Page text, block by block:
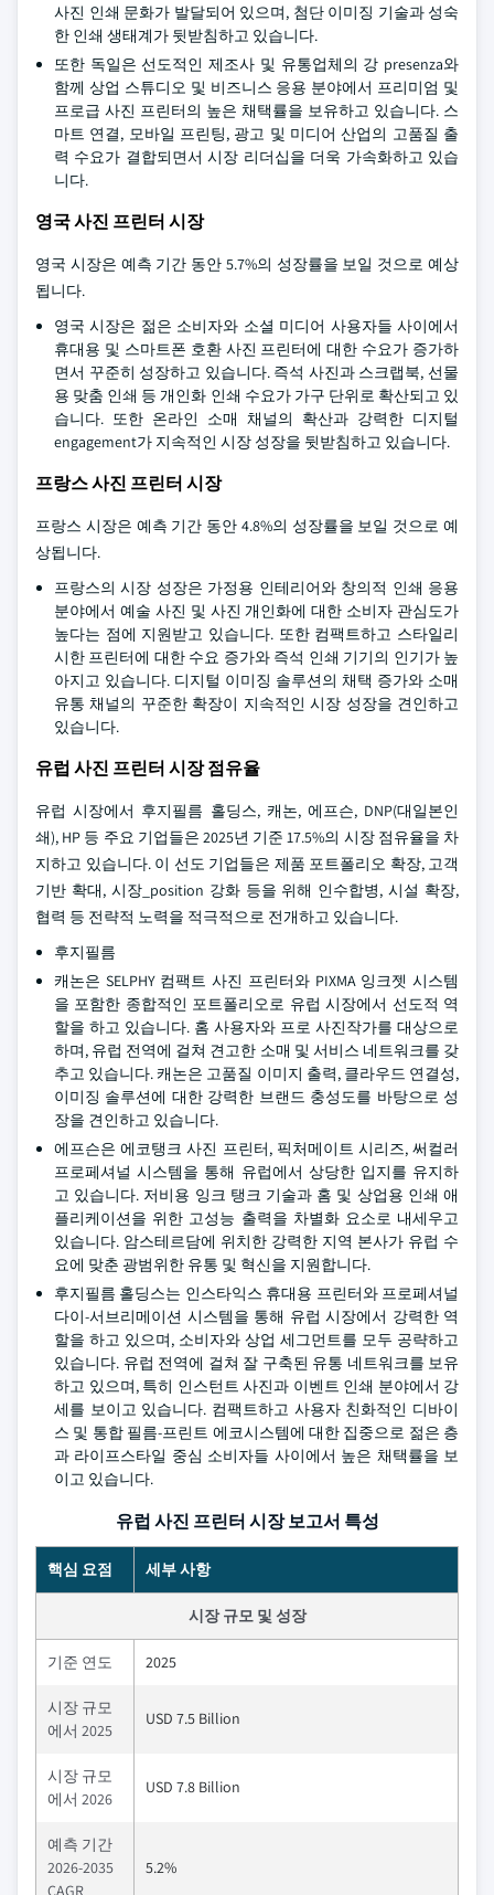
사진 인쇄 문화가 발달되어 있으며, 첨단 이미징 기술과 성숙
한 인쇄 생태계가 뒷받침하고 있습니다.
또한 독일은 선도적인 제조사 및 유통업체의 강 presenza와
함께 상업 스튜디오 및 비즈니스 응용 분야에서 프리미엄 및
프로급 사진 프린터의 높은 채택률을 보유하고 있습니다. 스
마트 연결, 모바일 프린팅, 광고 및 미디어 산업의 고품질 출
력 수요가 결합되면서 시장 리더십을 더욱 가속화하고 있습
니다.
영국 사진 프린터 시장
영국 시장은 예측 기간 동안 5.7%의 성장률을 보일 것으로 예상
됩니다.
영국 시장은 젊은 소비자와 소셜 미디어 사용자들 사이에서
휴대용 및 스마트폰 호환 사진 프린터에 대한 수요가 증가하
면서 꾸준히 성장하고 있습니다. 즉석 사진과 스크랩북, 선물
용 맞춤 인쇄 등 개인화 인쇄 수요가 가구 단위로 확산되고 있
습니다. 또한 온라인 소매 채널의 확산과 강력한 디지털
engagement가 지속적인 시장 성장을 뒷받침하고 있습니다.
프랑스 사진 프린터 시장
프랑스 시장은 예측 기간 동안 4.8%의 성장률을 보일 것으로 예
상됩니다.
프랑스의 시장 성장은 가정용 인테리어와 창의적 인쇄 응용
분야에서 예술 사진 및 사진 개인화에 대한 소비자 관심도가
높다는 점에 지원받고 있습니다. 또한 컴팩트하고 스타일리
시한 프린터에 대한 수요 증가와 즉석 인쇄 기기의 인기가 높
아지고 있습니다. 디지털 이미징 솔루션의 채택 증가와 소매
유통 채널의 꾸준한 확장이 지속적인 시장 성장을 견인하고
있습니다.
유럽 사진 프린터 시장 점유율
유럽 시장에서 후지필름 홀딩스, 캐논, 에프슨, DNP(대일본인
쇄), HP 등 주요 기업들은 2025년 기준 17.5%의 시장 점유율을 차
지하고 있습니다. 이 선도 기업들은 제품 포트폴리오 확장, 고객
기반 확대, 시장_position 강화 등을 위해 인수합병, 시설 확장,
협력 등 전략적 노력을 적극적으로 전개하고 있습니다.
후지필름
캐논은 SELPHY 컴팩트 사진 프린터와 PIXMA 잉크젯 시스템
을 포함한 종합적인 포트폴리오로 유럽 시장에서 선도적 역
할을 하고 있습니다. 홈 사용자와 프로 사진작가를 대상으로
하며, 유럽 전역에 걸쳐 견고한 소매 및 서비스 네트워크를 갖
추고 있습니다. 캐논은 고품질 이미지 출력, 클라우드 연결성,
이미징 솔루션에 대한 강력한 브랜드 충성도를 바탕으로 성
장을 견인하고 있습니다.
에프슨은 에코탱크 사진 프린터, 픽처메이트 시리즈, 써컬러
프로페셔널 시스템을 통해 유럽에서 상당한 입지를 유지하
고 있습니다. 저비용 잉크 탱크 기술과 홈 및 상업용 인쇄 애
플리케이션을 위한 고성능 출력을 차별화 요소로 내세우고
있습니다. 암스테르담에 위치한 강력한 지역 본사가 유럽 수
요에 맞춘 광범위한 유통 및 혁신을 지원합니다.
후지필름 홀딩스는 인스타익스 휴대용 프린터와 프로페셔널
다이-서브리메이션 시스템을 통해 유럽 시장에서 강력한 역
할을 하고 있으며, 소비자와 상업 세그먼트를 모두 공략하고
있습니다. 유럽 전역에 걸쳐 잘 구축된 유통 네트워크를 보유
하고 있으며, 특히 인스턴트 사진과 이벤트 인쇄 분야에서 강
세를 보이고 있습니다. 컴팩트하고 사용자 친화적인 디바이
스 및 통합 필름-프린트 에코시스템에 대한 집중으로 젊은 층
과 라이프스타일 중심 소비자들 사이에서 높은 채택률을 보
이고 있습니다.
유럽 ​​사진 프린터 시장 보고서 특성
핵심 요점 세부 사항
시장 규모 및 성장
기준 연도 2025
시장 규모
에서 2025
USD 7.5 Billion
시장 규모
에서 2026
USD 7.8 Billion
예측 기간
2026-2035
CAGR
5.2%